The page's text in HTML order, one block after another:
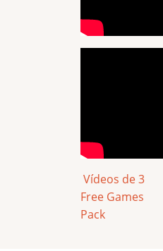
Vídeos de 3
Free Games
Pack